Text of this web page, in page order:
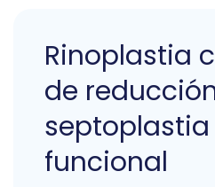
Rinoplastia
de
septoplastia
funcional